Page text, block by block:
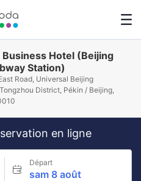
Hotel (Beijing
Station)
Road, Universal Beijing
District, Pékin / Beijing,
en ligne
Départ
sam 8 août